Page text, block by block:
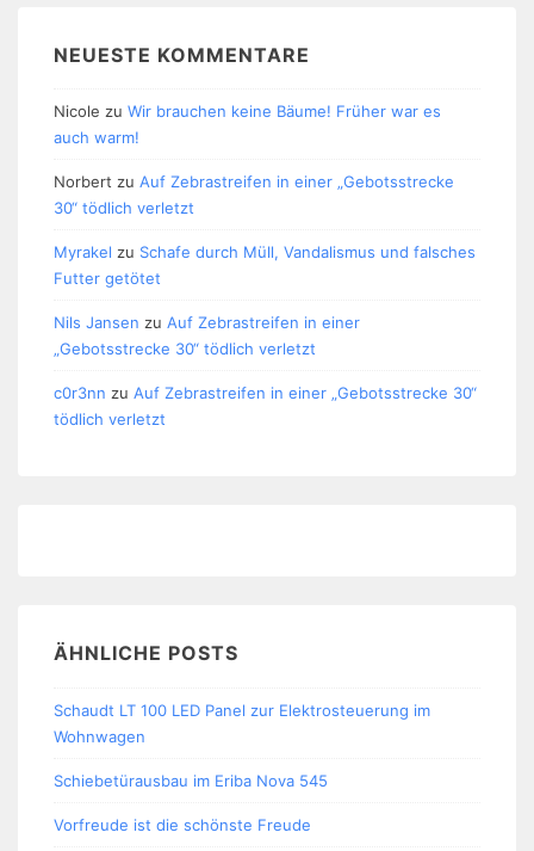
NEUESTE KOMMENTARE
Nicole zu Wir brauchen keine Bäume! Früher war es
auch warm!
Norbert zu Auf Zebrastreifen in einer „Gebotsstrecke
30“ tödlich verletzt
Myrakel zu Schafe durch Müll, Vandalismus und falsches
Futter getötet
Nils Jansen zu Auf Zebrastreifen in einer
„Gebotsstrecke 30“ tödlich verletzt
c0r3nn zu Auf Zebrastreifen in einer „Gebotsstrecke 30“
tödlich verletzt
ÄHNLICHE POSTS
Schaudt LT 100 LED Panel zur Elektrosteuerung im
Wohnwagen
Schiebetürausbau im Eriba Nova 545
Vorfreude ist die schönste Freude